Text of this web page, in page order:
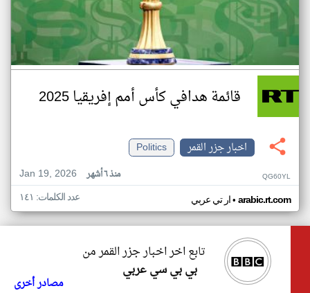
قائمة هدافي كأس أمم إفريقيا 2025
اخبار جزر القمر
Politics
Jan 19, 2026
منذ ٦ أشهر QG60YL
ار تي عربي• arabic.rt.com عدد الكلمات: ١٤١
تابع اخر اخبار جزر القمر من
بي بي سي عربي
مصادر أخرى